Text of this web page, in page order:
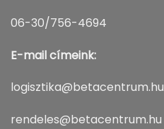
06-30/756-4694
E-mail címeink:
logisztika@betacentrum.hu
rendeles@betacentrum.hu